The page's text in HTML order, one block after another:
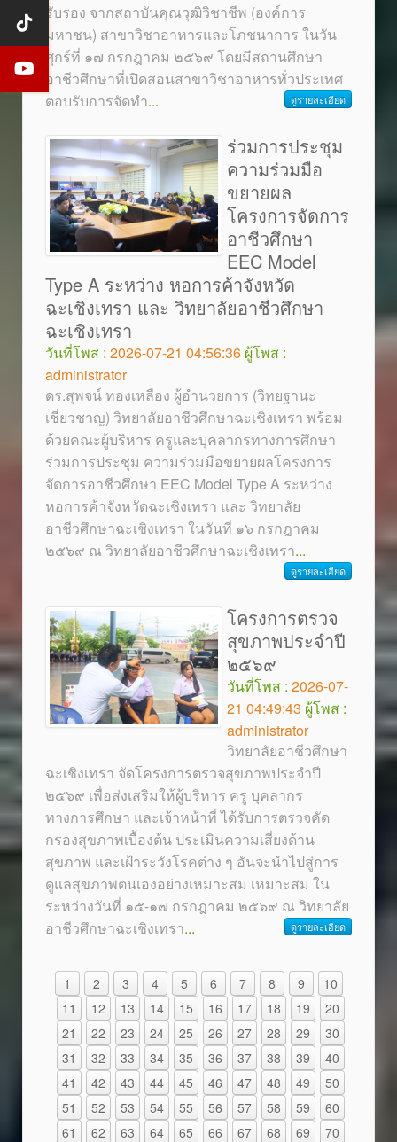
รับรอง จากสถาบันคุณวุฒิวิชาชีพ (องค์การ
มหาชน) สาขาวิชาอาหารและโภชนาการ ในวัน
ศุกร์ที่ ๑๗ กรกฎาคม ๒๕๖๙ โดยมีสถานศึกษา
อาชีวศึกษาที่เปิดสอนสาขาวิชาอาหารทั่วประเทศ
ตอบรับการจัดทำ... ดูรายละเอียด
ร่วมการประชุม
ความร่วมมือ
ขยายผล
โครงการจัดการ
อาชีวศึกษา
EEC Model
Type A ระหว่าง หอการค้าจังหวัด
ฉะเชิงเทรา และ วิทยาลัยอาชีวศึกษา
ฉะเชิงเทรา
วันที่โพส : 2026-07-21 04:56:36 ผู้โพส :
administrator
ดร.สุพจน์ ทองเหลือง ผู้อำนวยการ (วิทยฐานะ
เชี่ยวชาญ) วิทยาลัยอาชีวศึกษาฉะเชิงเทรา พร้อม
ด้วยคณะผู้บริหาร ครูและบุคลากรทางการศึกษา
ร่วมการประชุม ความร่วมมือขยายผลโครงการ
จัดการอาชีวศึกษา EEC Model Type A ระหว่าง
หอการค้าจังหวัดฉะเชิงเทรา และ วิทยาลัย
อาชีวศึกษาฉะเชิงเทรา ในวันที่ ๑๖ กรกฎาคม
๒๕๖๙ ณ วิทยาลัยอาชีวศึกษาฉะเชิงเทรา...
ดูรายละเอียด
โครงการตรวจ
สุขภาพประจำปี
๒๕๖๙
วันที่โพส : 2026-07-
21 04:49:43 ผู้โพส :
administrator
วิทยาลัยอาชีวศึกษา
ฉะเชิงเทรา จัดโครงการตรวจสุขภาพประจำปี
๒๕๖๙ เพื่อส่งเสริมให้ผู้บริหาร ครู บุคลากร
ทางการศึกษา และเจ้าหน้าที่ ได้รับการตรวจคัด
กรองสุขภาพเบื้องต้น ประเมินความเสี่ยงด้าน
สุขภาพ และเฝ้าระวังโรคต่าง ๆ อันจะนำไปสู่การ
ดูแลสุขภาพตนเองอย่างเหมาะสม เหมาะสม ใน
ระหว่างวันที่ ๑๕-๑๗ กรกฎาคม ๒๕๖๙ ณ วิทยาลัย
อาชีวศึกษาฉะเชิงเทรา... ดูรายละเอียด
1 2 3 4 5 6 7 8 9
10
11
12 13 14 15 16 17 18 19
20
21
22 23 24 25 26 27 28 29
30
31
32 33 34 35 36 37 38 39
40
41
42 43 44 45 46 47 48 49
50
51
52 53 54 55 56 57 58 59
60
61
62 63 64 65 66 67 68 69
70